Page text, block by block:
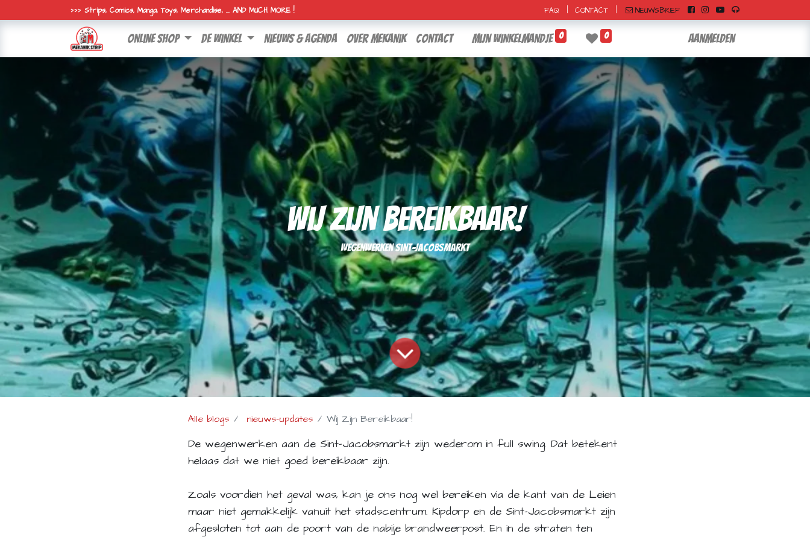
>>> Strips, Comics, Manga, Toys, Merchandise, ... AND MUCH MORE ! FAQ CONTACT NIEUWSBRIEF
online shop de winkel nieuws & agenda over mekanik contact Mijn winkelmandje 0 0 Aanmelden
Wij Zijn Bereikbaar!
Wegenwerken Sint-Jacobsmarkt
Alle blogs nieuws-updates Wij Zijn Bereikbaar!
De wegenwerken aan de Sint-Jacobsmarkt zijn wederom in full swing. Dat betekent
helaas dat we niet goed bereikbaar zijn.
Zoals voordien het geval was, kan je ons nog wel bereiken via de kant van de Leien
maar niet gemakkelijk vanuit het stadscentrum. Kipdorp en de Sint-Jacobsmarkt zijn
afgesloten tot aan de poort van de nabije brandweerpost. En in de straten ten